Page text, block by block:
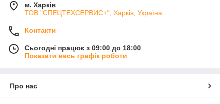
м. Харків
ТОВ "СПЕЦТЕХСЕРВИС+", Харків, Україна
Контакти
Сьогодні працює з 09:00 до 18:00
Показати весь графік роботи
Про нас